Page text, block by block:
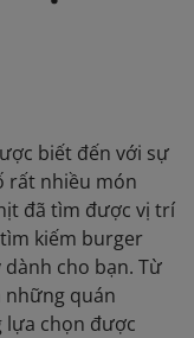
biết đến với sự
rất nhiều món
đã tìm được vị trí
kiếm burger
cho bạn. Từ
những quán
lựa chọn được